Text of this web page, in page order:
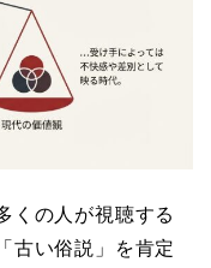
くの人が視聴する
古い俗説」を肯定